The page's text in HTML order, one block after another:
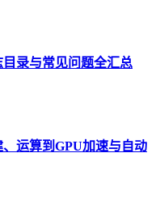
录与常见问题全汇总
运算到GPU加速与自动